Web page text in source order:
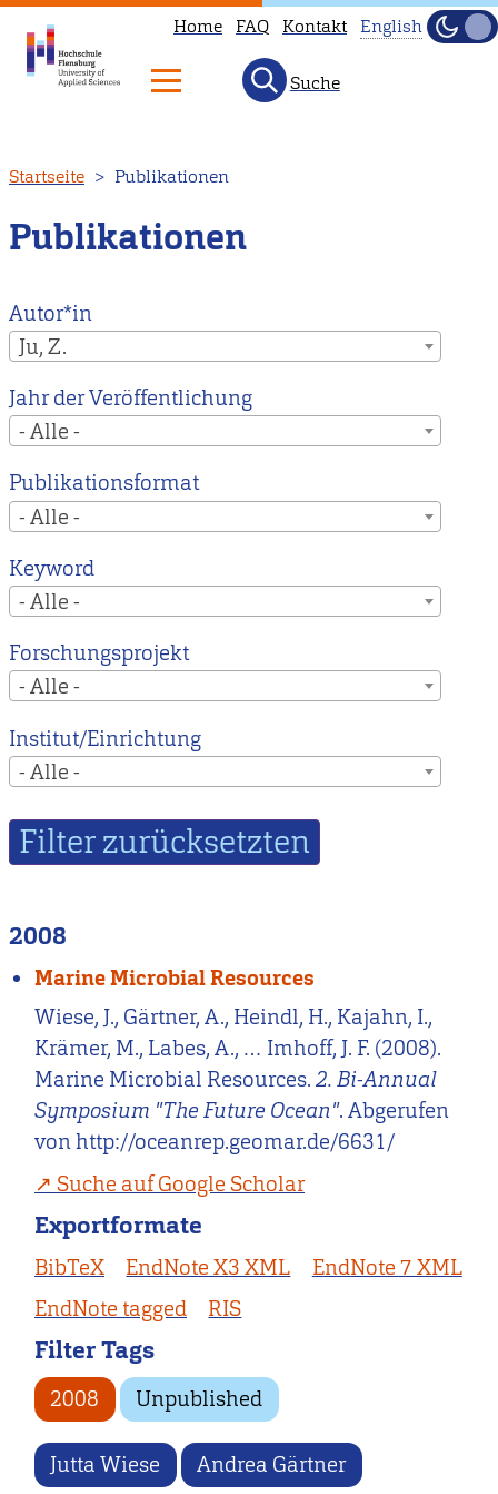
zum
Inhalt
Home FAQ Kontakt
to
our
main
instead.
English
Hell
Suche
Startseite Publikationen
Publikationen
Autor*in
Ju, Z.
Jahr der Veröffentlichung
- Alle -
Publikationsformat
- Alle -
Keyword
- Alle -
Forschungsprojekt
- Alle -
Institut/Einrichtung
- Alle -
2008
Marine Microbial Resources
Wiese, J., Gärtner, A., Heindl, H., Kajahn, I.,
Krämer, M., Labes, A., … Imhoff, J. F. (2008).
Marine Microbial Resources.2. Bi-Annual
Symposium "The Future Ocean". Abgerufen
von http://oceanrep.geomar.de/6631/
Suche auf Google Scholar
Exportformate
BibTeX EndNote X3 XML
EndNote 7 XML
EndNote tagged
RIS
Filter Tags
2008 Unpublished
Jutta Wiese Andrea Gärtner